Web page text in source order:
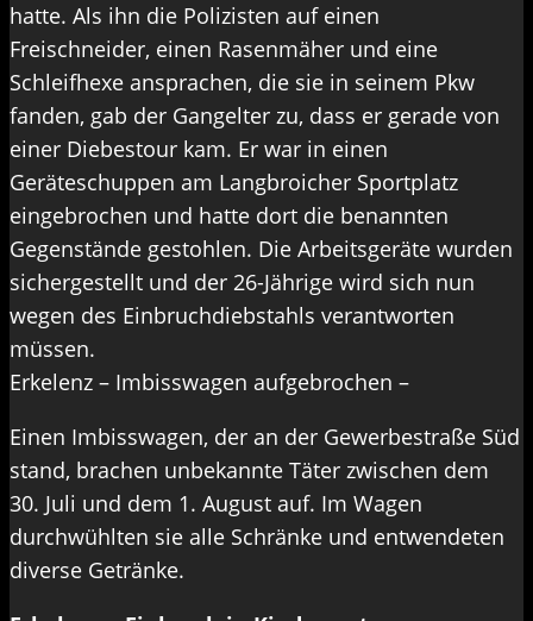
hatte. Als ihn die Polizisten auf einen
Freischneider, einen Rasenmäher und eine
Schleifhexe ansprachen, die sie in seinem Pkw
fanden, gab der Gangelter zu, dass er gerade von
einer Diebestour kam. Er war in einen
Geräteschuppen am Langbroicher Sportplatz
eingebrochen und hatte dort die benannten
Gegenstände gestohlen. Die Arbeitsgeräte wurden
sichergestellt und der 26-Jährige wird sich nun
wegen des Einbruchdiebstahls verantworten
müssen.
Erkelenz – Imbisswagen aufgebrochen –
Einen Imbisswagen, der an der Gewerbestraße Süd
stand, brachen unbekannte Täter zwischen dem
30. Juli und dem 1. August auf. Im Wagen
durchwühlten sie alle Schränke und entwendeten
diverse Getränke.